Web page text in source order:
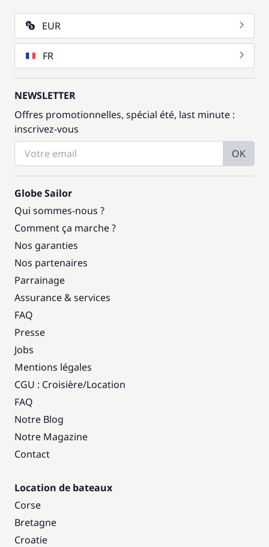
EUR
FR
NEWSLETTER
Offres promotionnelles, spécial été, last minute :
inscrivez-vous
OK
Globe Sailor
Qui sommes-nous ?
Comment ça marche ?
Nos garanties
Nos partenaires
Parrainage
Assurance & services
FAQ
Presse
Jobs
Mentions légales
CGU : Croisière/Location
FAQ
Notre Blog
Notre Magazine
Contact
Location de bateaux
Corse
Bretagne
Croatie